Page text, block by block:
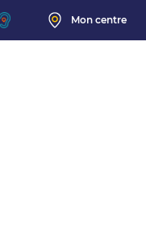
Mon centre